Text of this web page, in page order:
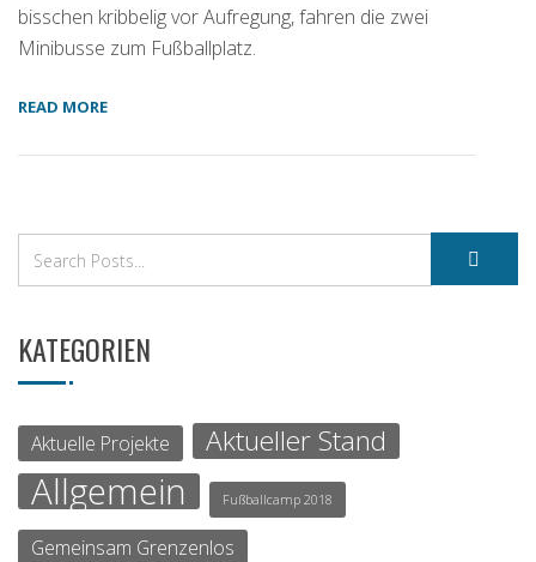
bisschen kribbelig vor Aufregung, fahren die zwei
Minibusse zum Fußballplatz.
READ MORE
KATEGORIEN
Aktuelle Projekte Aktueller Stand
Allgemein Fußballcamp 2018
Gemeinsam Grenzenlos